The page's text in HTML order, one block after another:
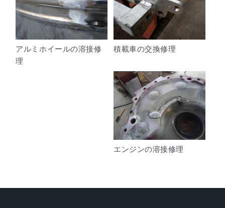
アルミホイールの溶接修
理
積載車の交換修理
エンジンの溶接修理